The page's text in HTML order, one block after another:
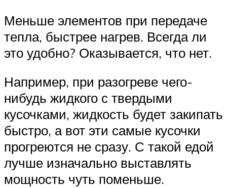
Меньше элементов при передаче
тепла, быстрее нагрев. Всегда ли
это удобно? Оказывается, что нет.
Например, при разогреве чего-
нибудь жидкого с твердыми
кусочками, жидкость будет закипать
быстро, а вот эти самые кусочки
прогреются не сразу. С такой едой
лучше изначально выставлять
мощность чуть поменьше.